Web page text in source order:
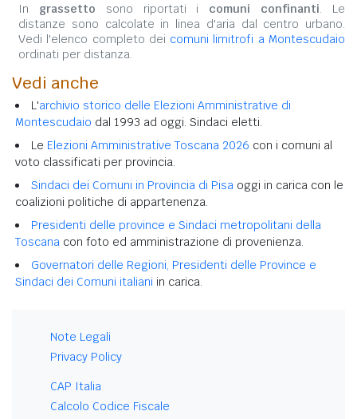
In grassetto sono riportati i comuni confinanti. Le
distanze sono calcolate in linea d'aria dal centro urbano.
Vedi l'elenco completo dei comuni limitrofi a Montescudaio
ordinati per distanza.
Vedi anche
L'archivio storico delle Elezioni Amministrative di
Montescudaio dal 1993 ad oggi. Sindaci eletti.
Le Elezioni Amministrative Toscana 2026 con i comuni al
voto classificati per provincia.
Sindaci dei Comuni in Provincia di Pisa oggi in carica con le
coalizioni politiche di appartenenza.
Presidenti delle province e Sindaci metropolitani della
Toscana con foto ed amministrazione di provenienza.
Governatori delle Regioni, Presidenti delle Province e
Sindaci dei Comuni italiani in carica.
Note Legali
Privacy Policy
CAP Italia
Calcolo Codice Fiscale